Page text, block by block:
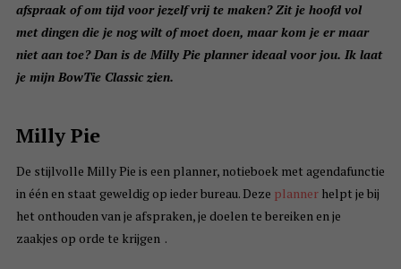
afspraak of om tijd voor jezelf vrij te maken? Zit je hoofd vol
met dingen die je nog wilt of moet doen, maar kom je er maar
niet aan toe? Dan is de Milly Pie planner ideaal voor jou. Ik laat
je mijn BowTie Classic zien.
Milly Pie
De stijlvolle Milly Pie is een planner, notieboek met agendafunctie
in één en staat geweldig op ieder bureau. Deze plannerhelpt je bij
het onthouden van je afspraken, je doelen te bereiken en je
zaakjes op orde te krijgen .